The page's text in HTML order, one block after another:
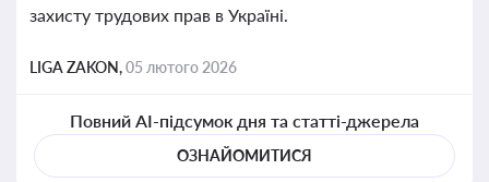
захисту трудових прав в Україні.
LIGA ZAKON,05 лютого 2026
Повний AI-підсумок дня та статті-джерела
ОЗНАЙОМИТИСЯ